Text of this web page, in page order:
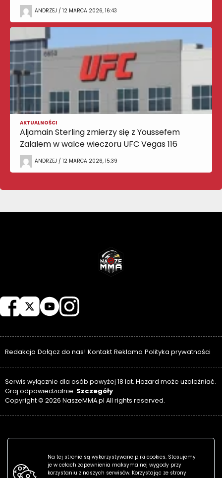
ANDRZEJ / 12 MARCA 2026, 16:43
AKTUALNOŚCI
Aljamain Sterling zmierzy się z Youssefem
Zalalem w walce wieczoru UFC Vegas 116
ANDRZEJ / 12 MARCA 2026, 15:39
Redakcja Dołącz do nas! Kontakt Reklama Polityka prywatności
Serwis wyłącznie dla osób powyżej 18 lat. Hazard może uzależniać.
Graj odpowiedzialnie. Szczegóły
Copyright © 2026 NaszeMMA.pl All rights reserved.
Na tej stronie są wykorzystywane pliki cookies. Stosujemy
je w celach zapewnienia maksymalnej wygody przy
korzystaniu z naszych serwisów. Korzystając ze strony